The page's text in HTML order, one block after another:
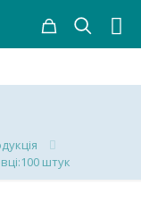
штук